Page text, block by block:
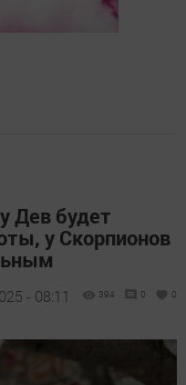
Дев будет
у Скорпионов
- 08:11 394 0 0